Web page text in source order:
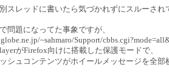
スレッドに書いたら気づかれずにスルーされ
問題になってた事象ですが、
~sahmaro/Support/
がFirefox向けに搭載した保護モードで、
シュコンテンツがホイールメッセージを全